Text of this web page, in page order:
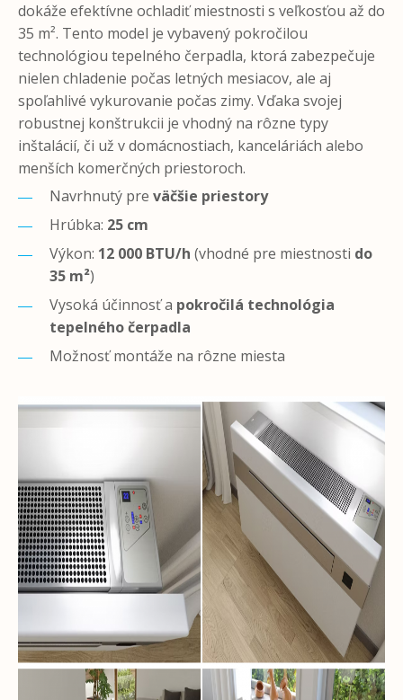
dokáže efektívne ochladiť miestnosti s veľkosťou až do
35 m². Tento model je vybavený pokročilou
technológiou tepelného čerpadla, ktorá zabezpečuje
nielen chladenie počas letných mesiacov, ale aj
spoľahlivé vykurovanie počas zimy. Vďaka svojej
robustnej konštrukcii je vhodný na rôzne typy
inštalácií, či už v domácnostiach, kanceláriách alebo
menších komerčných priestoroch.
Navrhnutý pre väčšie priestory
Hrúbka: 25 cm
Výkon: 12 000 BTU/h (vhodné pre miestnosti do
35 m²)
Vysoká účinnosť a pokročilá technológia
tepelného čerpadla
Možnosť montáže na rôzne miesta